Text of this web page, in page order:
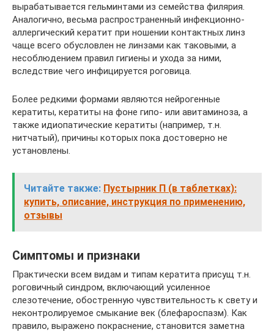
вырабатывается гельминтами из семейства филярия.
Аналогично, весьма распространенный инфекционно-
аллергический кератит при ношении контактных линз
чаще всего обусловлен не линзами как таковыми, а
несоблюдением правил гигиены и ухода за ними,
вследствие чего инфицируется роговица.
Более редкими формами являются нейрогенные
кератиты, кератиты на фоне гипо- или авитаминоза, а
также идиопатические кератиты (например, т.н.
нитчатый), причины которых пока достоверно не
установлены.
Читайте также: Пустырник П (в таблетках):
купить, описание, инструкция по применению,
отзывы
Симптомы и признаки
Практически всем видам и типам кератита присущ т.н.
роговичный синдром, включающий усиленное
слезотечение, обостренную чувствительность к свету и
неконтролируемое смыкание век (блефароспазм). Как
правило, выражено покраснение, становится заметна